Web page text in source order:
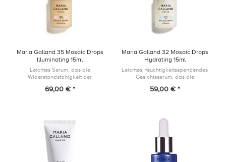
Maria Galland 35 Mosaic Drops
Illuminating 15ml
Leichtes Serum, das die
Widerstandsfähigkeit der
fahlen Teint entgegenwirkt, indem
69,00 € *
Maria Galland 32 Mosaic Drops
Hydrating 15ml
Leichtes, feuchtigkeitsspendendes
Gesichtsserum, das die
Hautbarriere unterstützt und dem
59,00 € *